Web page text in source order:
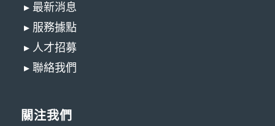
▸ 最新消息
▸ 服務據點
▸ 人才招募
▸ 聯絡我們
關注我們